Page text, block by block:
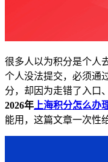
很多人以为积分是个
个人没法提交，必须通
分，却因为走错了入口
2026年 上海积分怎么办
能用，这篇文章一次性